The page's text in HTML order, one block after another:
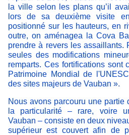
la ville selon les plans qu’il
lors de sa deuxième visite
positionné sur les hauteurs, en
outre, on aménagea la Cova
prendre à revers les assaillants.
seules des modifications
remparts. Ces fortifications sont
Patrimoine Mondial de
des sites majeurs de Vauban ».
Nous avons parcouru une partie
la particularité – rare, voire
Vauban – consiste en deux
supérieur est couvert afin de